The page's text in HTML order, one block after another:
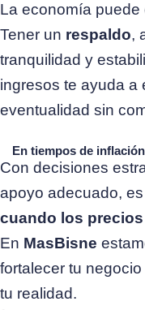
La economía puede
Tener un respaldo,
tranquilidad y
ingresos te ayuda a
eventualidad sin
En tiempos de
Con decisiones
apoyo adecuado,
cuando los
En MasBisne
fortalecer tu
tu realidad.